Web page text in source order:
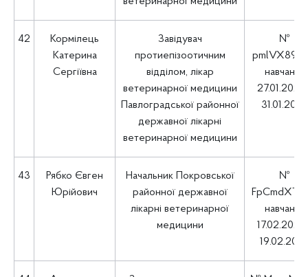
42
Кормілець
Катерина
Сергіївна
Завідувач
протиепізоотичним
відділом, лікар
ветеринарної медицини
Павлоградської районної
державної лікарні
ветеринарної медицини
№
навчання
27.01.2025
31.01.2025
43
Рябко Євген
Юрійович
Начальник Покровської
районної державної
лікарні ветеринарної
медицини
№
навчання
17.02.2025